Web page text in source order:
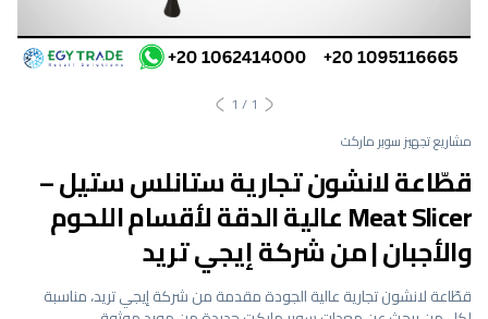
1
/
1
مشاريع تجهيز سوبر ماركت
قطّاعة لانشون تجارية ستانلس ستيل –
Meat Slicer عالية الدقة لأقسام اللحوم
والأجبان | من شركة إيجي تريد
قطّاعة لانشون تجارية عالية الجودة مقدمة من شركة إيجي تريد، مناسبة